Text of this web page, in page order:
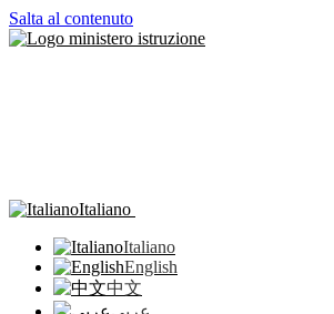
Salta al contenuto
Italiano
Italiano
English
中文